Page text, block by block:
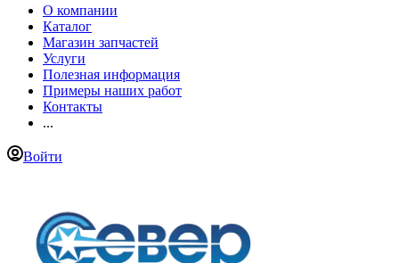
О компании
Каталог
Магазин запчастей
Услуги
Полезная информация
Примеры наших работ
Контакты
...
Войти